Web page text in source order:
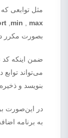
مثل توابعی
,min , max
بصورت مکرر
ضمن اینکه کد
می‌تواند
بنویسد و
در این‌صورت
به برنامه